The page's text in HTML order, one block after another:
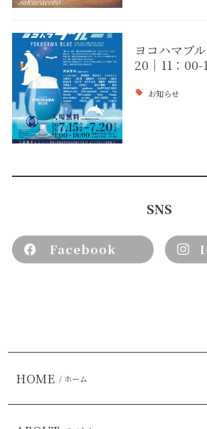
ヨコハマブ
20｜11：
お知らせ
SNS
Facebook
HOME / ホーム